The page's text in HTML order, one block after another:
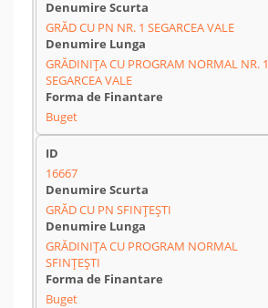
GRĂD CU PN NR. 1 SEGARCEA VALE
GRĂDINIȚA CU PROGRAM NORMAL NR. 1
SEGARCEA VALE
Buget
16667
GRĂD CU PN SFINȚEȘTI
GRĂDINIȚA CU PROGRAM NORMAL
SFINȚEȘTI
Buget